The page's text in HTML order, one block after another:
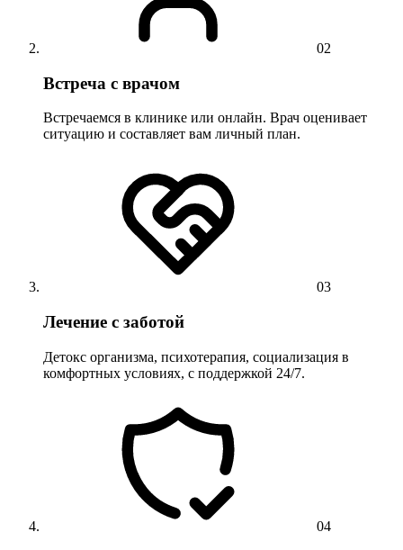
02
Встреча с врачом
Встречаемся в клинике или онлайн. Врач оценивает
ситуацию и составляет вам личный план.
03
Лечение с заботой
Детокс организма, психотерапия, социализация в
комфортных условиях, с поддержкой 24/7.
04